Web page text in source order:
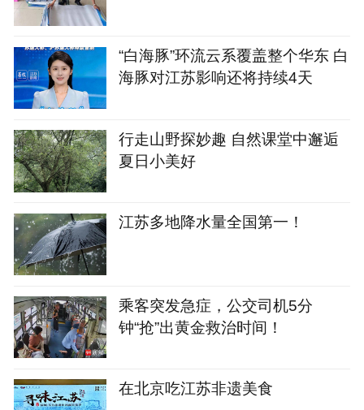
“白海豚”环流云系覆盖整个华东 白
海豚对江苏影响还将持续4天
行走山野探妙趣 自然课堂中邂逅
夏日小美好
江苏多地降水量全国第一！
乘客突发急症，公交司机5分
钟“抢”出黄金救治时间！
在北京吃江苏非遗美食